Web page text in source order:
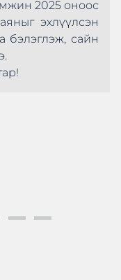
2025 оноос
эхлүүлсэн
бэлэглэж, сайн